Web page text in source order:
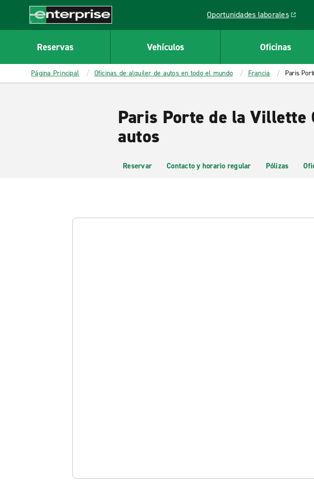
CONTENT
Enterprise
Oportunidades laborales
Link opens in a new window
Reservas Vehículos Oficinas
Página Principal Oficinas de alquiler de autos en todo el mundo Francia Paris
Paris Porte de la Villette
autos
Reservar Contacto y horario regular Pólizas